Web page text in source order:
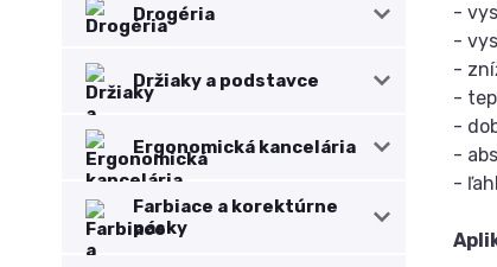
Drogéria
Držiaky a podstavce
Ergonomická kancelária
Farbiace a korektúrne
pásky
-
-
-
-
-
-
-